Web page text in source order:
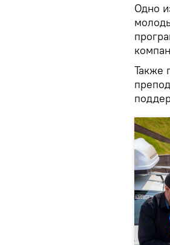
Одно
Также